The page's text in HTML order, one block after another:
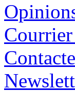
Courrier